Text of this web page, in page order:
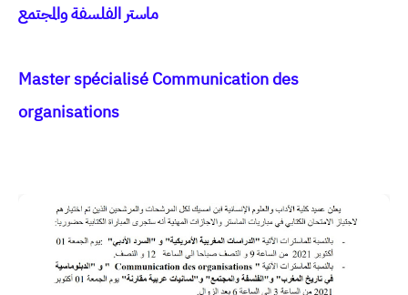
ماستر الفلسفة والمجتمع
Master spécialisé Communication des
organisations